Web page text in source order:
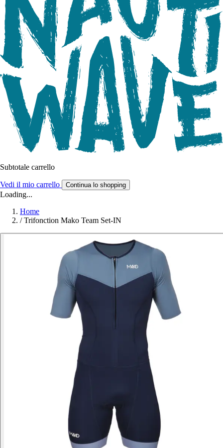
Subtotale carrello
Vedi il mio carrello Continua lo shopping
Loading...
Home
/ Trifonction Mako Team Set-IN